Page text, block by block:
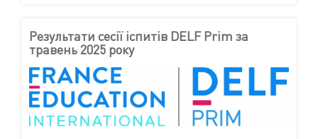
Результати сесії іспитів DELF Prim за
травень 2025 року